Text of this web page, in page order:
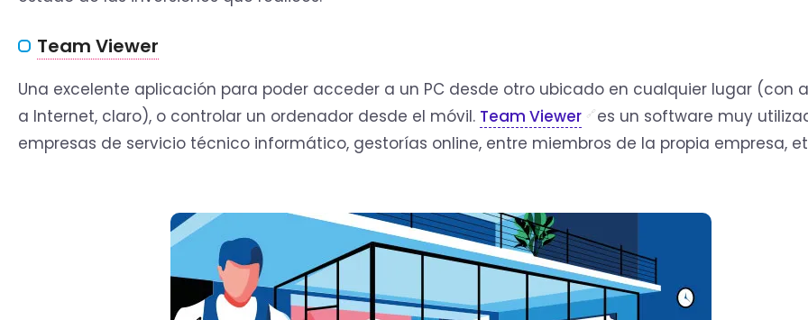
Team Viewer
Una excelente aplicación para poder acceder a un PC desde otro ubicado en cualquier lugar (con
a Internet, claro), o controlar un ordenador desde el móvil. Team Viewer es un software muy
empresas de servicio técnico informático, gestorías online, entre miembros de la propia empresa,